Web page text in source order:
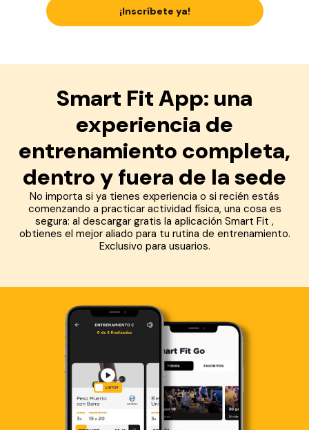
¡Inscríbete ya!
Smart Fit App: una
experiencia de
entrenamiento completa,
dentro y fuera de la sede
No importa si ya tienes experiencia o si recién estás
comenzando a practicar actividad física, una cosa es
segura: al descargar gratis la aplicación Smart Fit ,
obtienes el mejor aliado para tu rutina de entrenamiento.
Exclusivo para usuarios.